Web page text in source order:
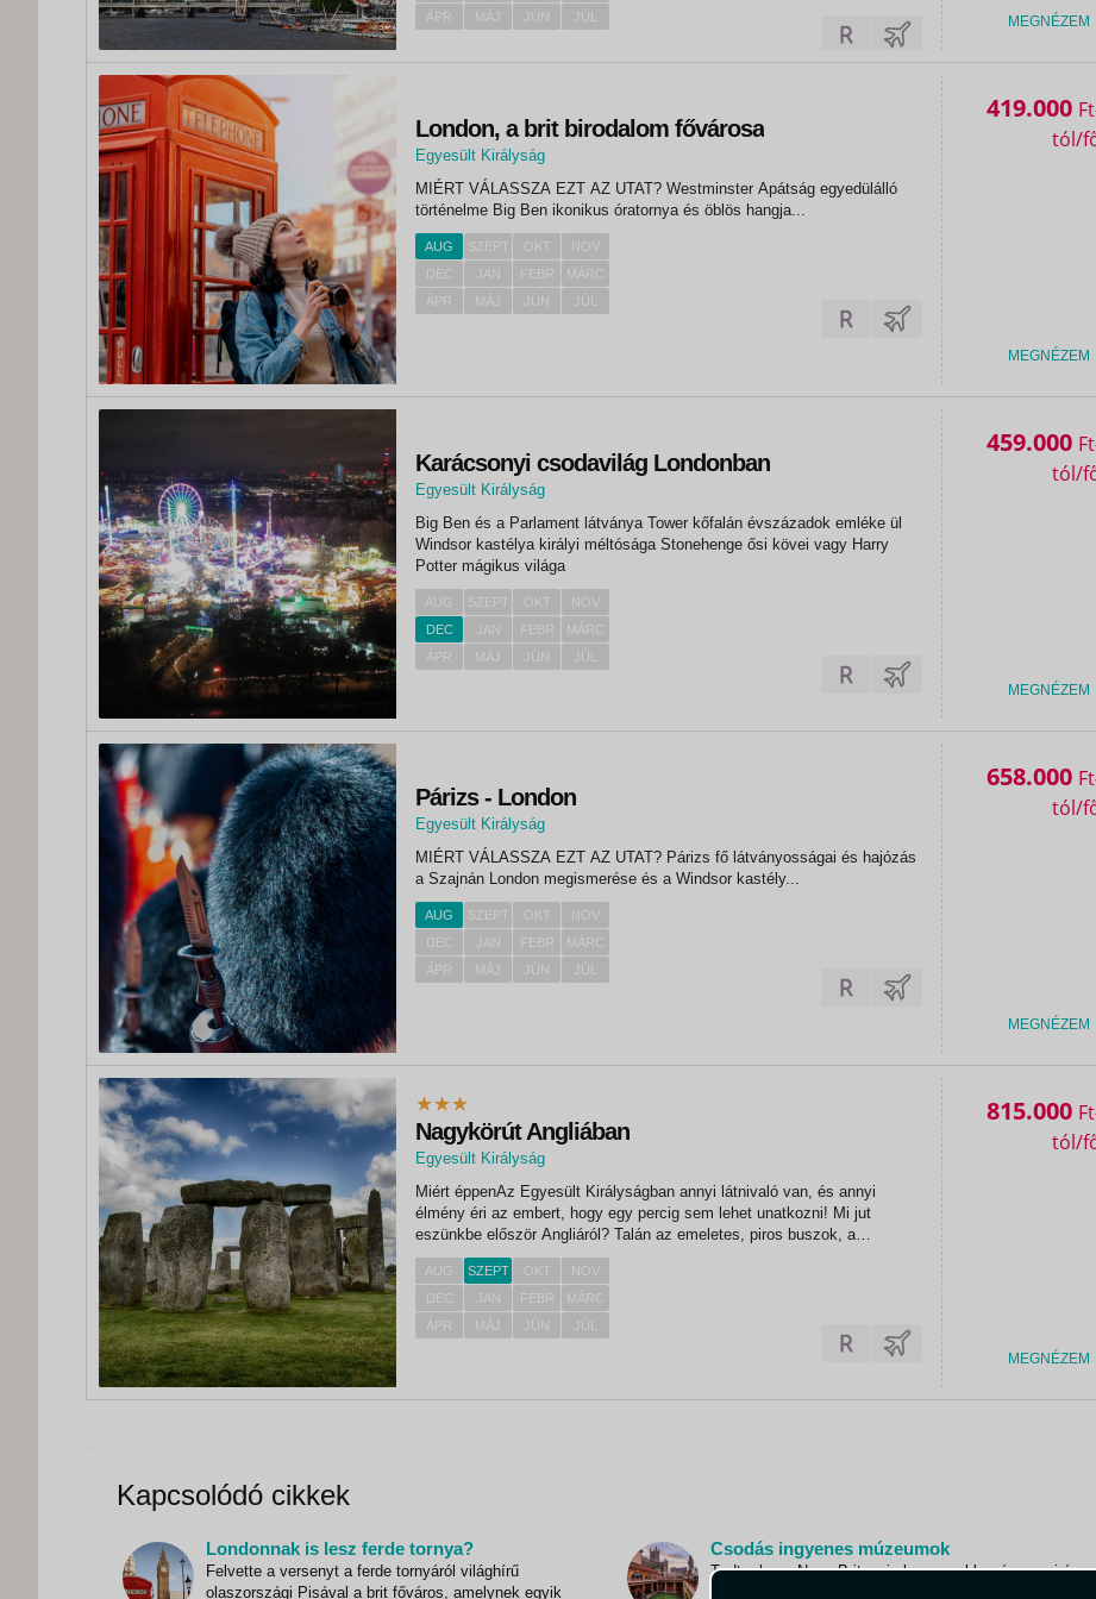
ÁPR
MÁJ JÚN JÚL MEGNÉZEM
London, a brit birodalom fővárosa
Egyesült Királyság
London
MIÉRT VÁLASSZA EZT AZ UTAT? Westminster Apátság egyedülálló
történelme Big Ben ikonikus óratornya és öblös hangja...
AUG SZEPT OKT
NOV
DEC
JAN FEBR
MÁRC
ÁPR
MÁJ JÚN JÚL
419.000 Ft
MEGNÉZEM
Karácsonyi csodavilág Londonban
Egyesült Királyság
London
Big Ben és a Parlament látványa Tower kőfalán évszázadok emléke ül
Windsor kastélya királyi méltósága Stonehenge ősi kövei vagy Harry
Potter mágikus világa
AUG SZEPT OKT
NOV
DEC
JAN FEBR
MÁRC
ÁPR
MÁJ JÚN JÚL
459.000 Ft
MEGNÉZEM
Párizs - London
Egyesült Királyság
London
MIÉRT VÁLASSZA EZT AZ UTAT? Párizs fő látványosságai és hajózás
a Szajnán London megismerése és a Windsor kastély...
AUG SZEPT OKT
NOV
DEC
JAN FEBR
MÁRC
ÁPR
MÁJ JÚN JÚL
658.000 Ft
MEGNÉZEM
Nagykörút Angliában
Egyesült Királyság
London
Miért éppenAz Egyesült Királyságban annyi látnivaló van, és annyi
élmény éri az embert, hogy egy percig sem lehet unatkozni! Mi jut
eszünkbe először Angliáról? Talán az emeletes, piros buszok, a
jellegzetes, fekete taxik, a piros telefonfülkék, vagy akár a királyi család?
Viszont az ország ennél...
AUG SZEPT OKT
NOV
DEC
JAN FEBR
MÁRC
ÁPR
MÁJ JÚN JÚL
815.000 Ft
MEGNÉZEM
Kapcsolódó cikkek
Londonnak is lesz ferde tornya?
Felvette a versenyt a ferde tornyáról világhírű
olaszországi Pisával a brit főváros, amelynek egyik
Csodás ingyenes múzeumok
Tudta, hogy Nagy-Britannia legnagyobb múzeumai és